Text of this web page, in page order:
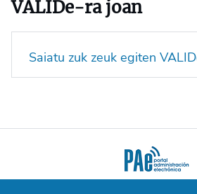
VALIDe-ra joan
Saiatu zuk zeuk egiten